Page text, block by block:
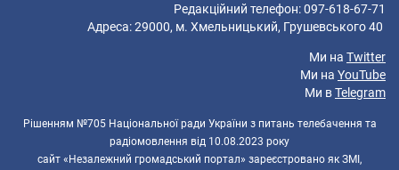
Редакційний телефон: 097-618-67-71
Адреса: 29000, м. Хмельницький, Грушевського 40
Ми на Twitter
Ми на YouTube
Ми вTelegram
Рішенням №705 Національної ради України з питань телебачення та
радіомовлення від 10.08.2023 року
сайт «Незалежний громадський портал» зареєстровано як ЗМІ,